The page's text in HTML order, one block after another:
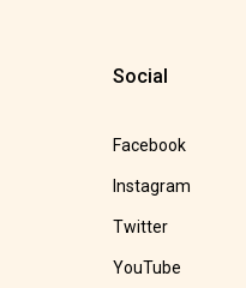
Social
Facebook
Instagram
Twitter
YouTube